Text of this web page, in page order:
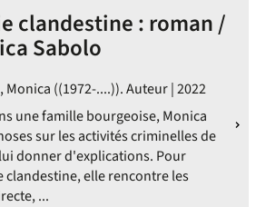
clandestine : roman /
Sabolo
Monica ((1972-....)). Auteur | 2022
une famille bourgeoise, Monica
sur les activités criminelles de
donner d'explications. Pour
clandestine, elle rencontre les
...